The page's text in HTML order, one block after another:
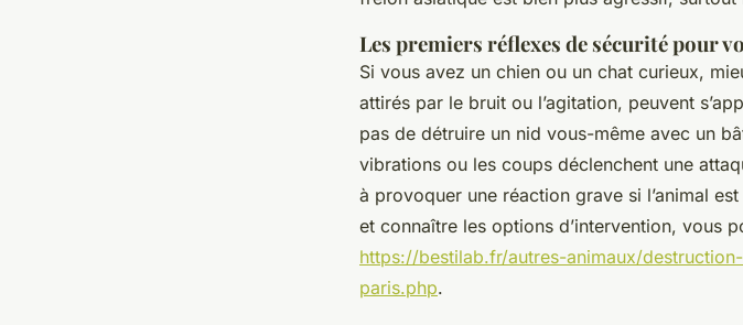
Les premiers réflexes de sécurité pour
Si vous avez un chien ou un chat curieux,
attirés par le bruit ou l’agitation, peuvent
pas de détruire un nid vous-même avec un
vibrations ou les coups déclenchent une
à provoquer une réaction grave si l’animal
et connaître les options d’intervention, vous
https://bestilab.fr/autres-animaux/
paris.php.